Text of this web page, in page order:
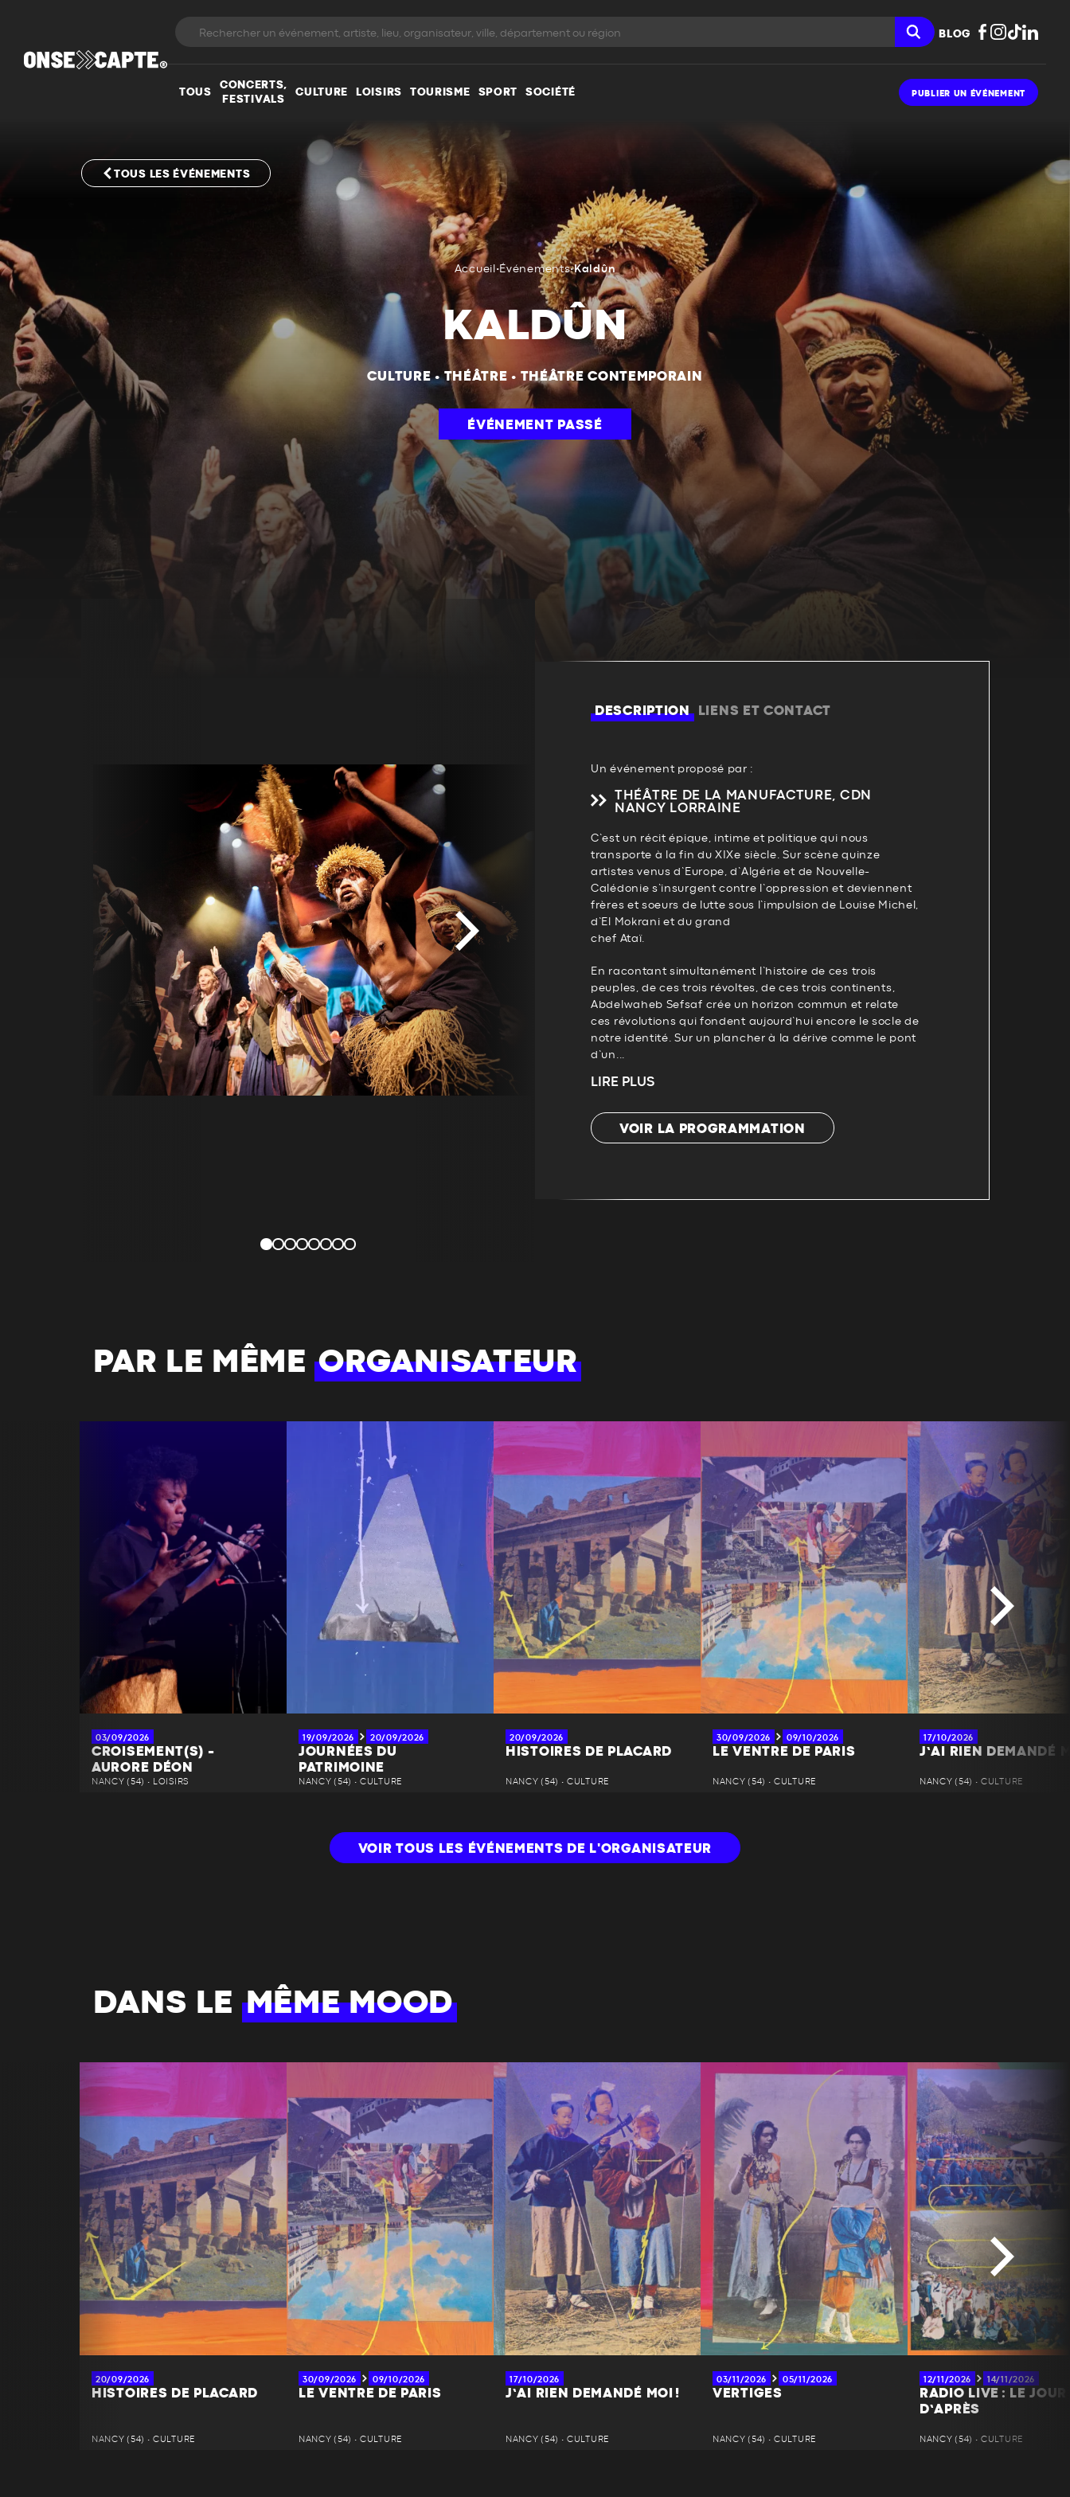
BLOG
TOUS
CONCERTS,
FESTIVALS
CULTURE LOISIRS TOURISME SPORT SOCIÉTÉ PUBLIER UN ÉVÉNEMENT
TOUS LES ÉVÉNEMENTS
Accueil •Événements•Kaldûn
KALDÛN
CULTURE•THÉÂTRE • THÉÂTRE CONTEMPORAIN
ÉVÉNEMENT PASSÉ
DESCRIPTION LIENS ET CONTACT
Un événement proposé par :
THÉÂTRE DE LA MANUFACTURE, CDN
NANCY LORRAINE
C’est un récit épique, intime et politique qui nous
transporte à la fin du XIXe siècle. Sur scène quinze
artistes venus d’Europe, d’Algérie et de Nouvelle-
Calédonie s’insurgent contre l’oppression et deviennent
frères et soeurs de lutte sous l’impulsion de Louise Michel,
d’El Mokrani et du grand
chef Ataï.
En racontant simultanément l’histoire de ces trois
peuples, de ces trois révoltes, de ces trois continents,
Abdelwaheb Sefsaf crée un horizon commun et relate
ces révolutions qui fondent aujourd’hui encore le socle de
notre identité. Sur un plancher à la dérive comme le pont
d’un...
LIRE PLUS
VOIR LA PROGRAMMATION
PAR LE MÊMEORGANISATEUR
03/09/2026
CROISEMENT(S) -
AURORE DÉON
NANCY (54) • LOISIRS
19/09/2026 20/09/2026
JOURNÉES DU
PATRIMOINE
NANCY (54) • CULTURE
20/09/2026
HISTOIRES DE PLACARD
NANCY (54) • CULTURE
30/09/2026 09/10/2026
LE VENTRE DE PARIS
NANCY (54) • CULTURE
17/10/2026
J’AI RIEN DEMANDÉ
NANCY (54) • CULTURE
VOIR TOUS LES ÉVÉNEMENTS DE L'ORGANISATEUR
DANS LE MÊME MOOD
20/09/2026
HISTOIRES DE PLACARD
NANCY (54) • CULTURE
30/09/2026 09/10/2026
LE VENTRE DE PARIS
NANCY (54) • CULTURE
17/10/2026
J’AI RIEN DEMANDÉ MOI !
NANCY (54) • CULTURE
03/11/2026 05/11/2026
VERTIGES
NANCY (54) • CULTURE
12/11/2026 14/11/2026
RADIO LIVE : LE JOUR
D’APRÈS
NANCY (54) • CULTURE